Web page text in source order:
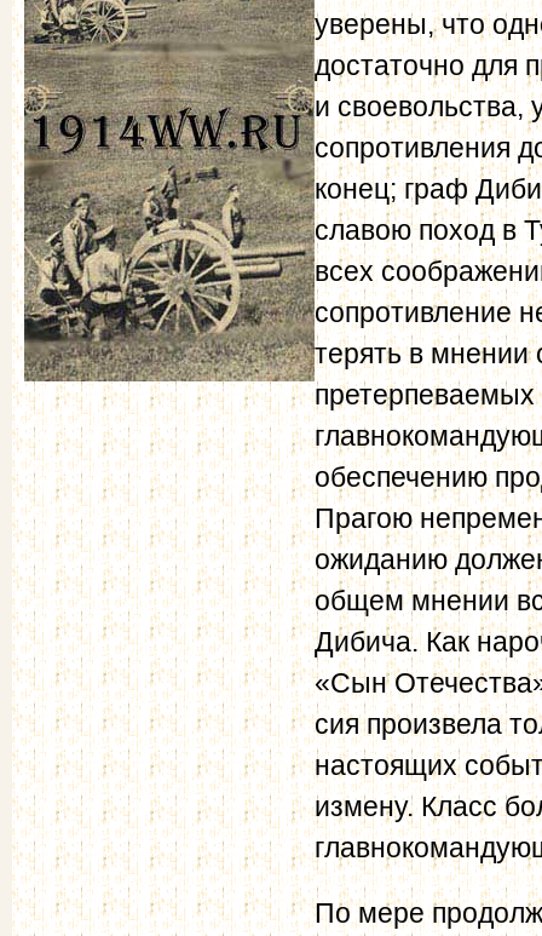
уверены, что
достаточно для
и своевольства,
сопротивления
конец; граф
славою поход в
всех
сопротивление
терять в мнении
обеспечению
Прагою
ожиданию
общем мнении
Дибича. Как
«Сын
сия произвела
настоящих
измену. Класс
По мере